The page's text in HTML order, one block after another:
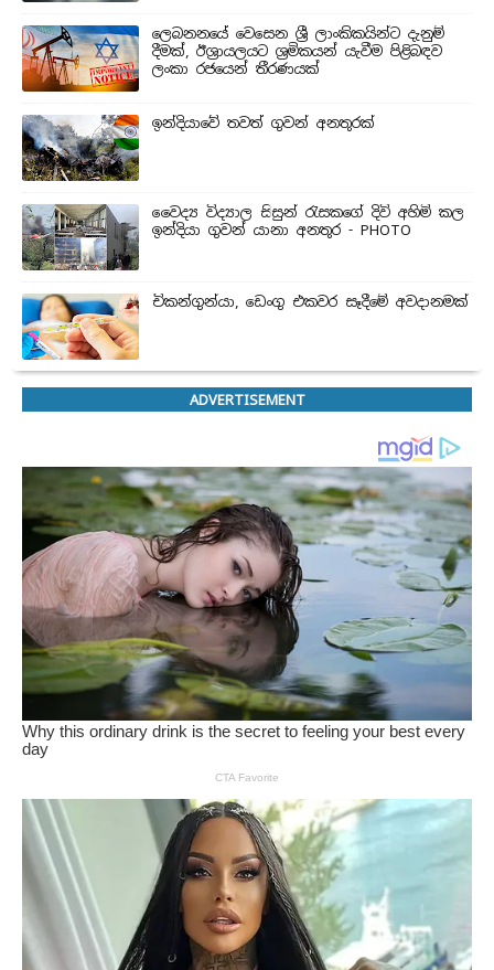
ලෙබනනයේ වෙසෙන ශ්‍රී ලාංකිකයින්ට දැනුම්
දීමක්, ඊශ්‍රායලයට ශ්‍රමිකයන් යැවීම පිළිබඳව
ලංකා රජයෙන් තීරණයක්
ඉන්දියාවේ තවත් ගුවන් අනතුරක්
වෛද්‍ය විද්‍යාල සිසුන් ‍රැසකගේ දිවි අහිමි කල
ඉන්දියා ගුවන් යානා අනතුර - PHOTO
චිකන්ගුන්යා, ඩෙංගු එකවර සෑදීමේ අවදානමක්
ADVERTISEMENT